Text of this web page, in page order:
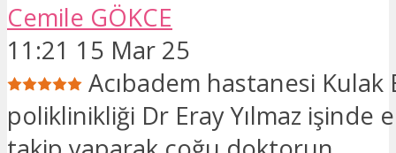
Cemile GÖKCE
11:21 15 Mar 25
Acıbadem hastanesi Kulak
poliklinikliği Dr Eray Yılmaz işinde